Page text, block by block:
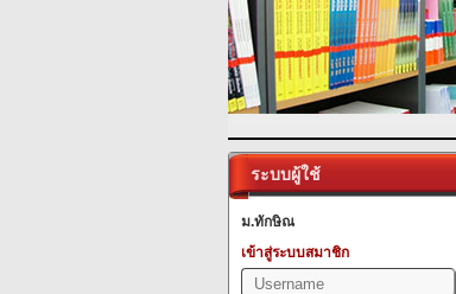
ระบบผู้ใช้
ม.ทักษิณ
เข้าสู่ระบบสมาชิก